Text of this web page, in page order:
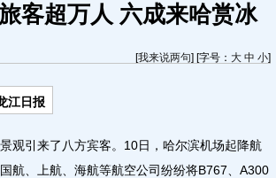
客超万人 六成来哈赏冰
[我来说两句] [字号： 大 中 小]
江日报
引来了八方宾客。10日，哈尔滨机场起降航
航、上航、海航等航空公司纷纷将B767、A300